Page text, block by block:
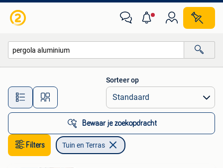
Alle afstanden…
Sorteer op
Bewaar je zoekopdracht
Filters Tuin en Terras